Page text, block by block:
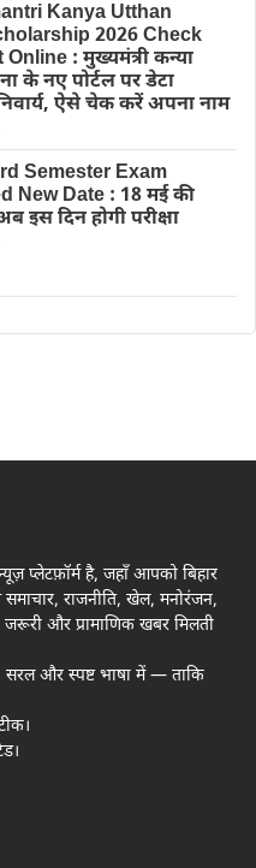
Kanya Utthan
2026 Check
: मुख्यमंत्री कन्या
के नए पोर्टल पर डेटा
ऐसे चेक करें अपना नाम
Semester Exam
New Date : 18 मई की
अब इस दिन होगी परीक्षा
प्लेटफ़ॉर्म है, जहाँ आपको बिहार
समाचार, राजनीति, खेल, मनोरंजन,
और प्रामाणिक खबर मिलती
सरल और स्पष्ट भाषा में — ताकि